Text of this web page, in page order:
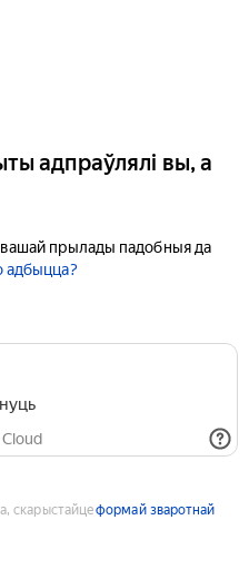
адпраўлялі вы, а
прылады падобныя да
адбыцца?
скарыстайцеформай зваротнай